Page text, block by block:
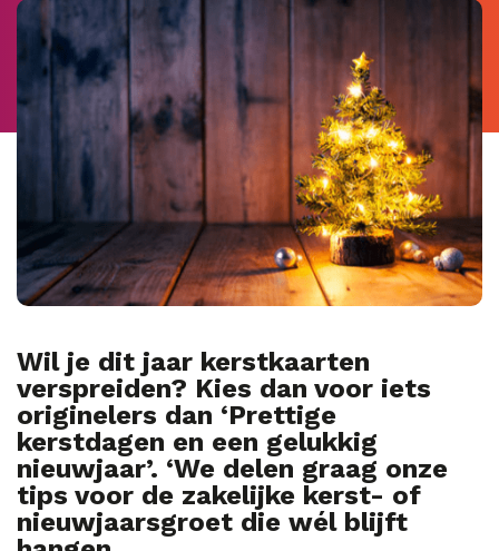
Wil je dit jaar kerstkaarten
verspreiden? Kies dan voor iets
originelers dan ‘Prettige
kerstdagen en een gelukkig
nieuwjaar’. ‘We delen graag onze
tips voor de zakelijke kerst- of
nieuwjaarsgroet die wél blijft